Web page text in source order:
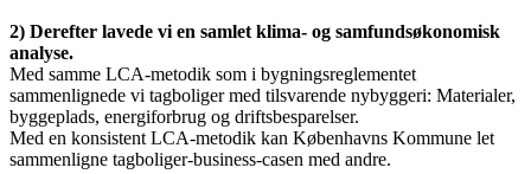
2) Derefter lavede vi en samlet klima- og samfundsøkonomisk
analyse.
Med samme LCA-metodik som i bygningsreglementet
sammenlignede vi tagboliger med tilsvarende nybyggeri: Materialer,
byggeplads, energiforbrug og driftsbesparelser.
Med en konsistent LCA-metodik kan Københavns Kommune let
sammenligne tagboliger-business-casen med andre.